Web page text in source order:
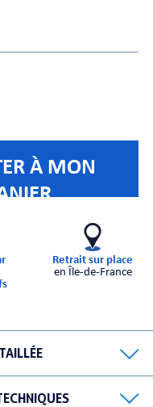
À MON
Retrait sur place
en Île-de-France